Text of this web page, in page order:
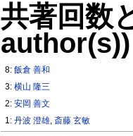
共著回数
author(s))
8:飯倉 善和
3:横山 隆三
2:安岡 善文
1:丹波 澄雄,斎藤 玄敏